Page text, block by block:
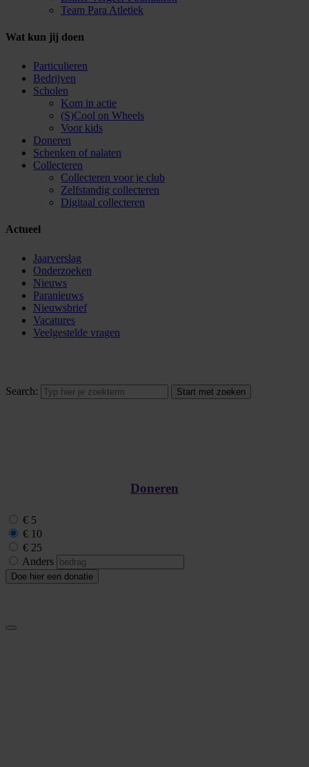
Team Para Atletiek
Wat kun jij doen
Particulieren
Bedrijven
Scholen
Kom in actie
(S)Cool on Wheels
Voor kids
Doneren
Schenken of nalaten
Collecteren
Collecteren voor je club
Zelfstandig collecteren
Digitaal collecteren
Actueel
Jaarverslag
Onderzoeken
Nieuws
Paranieuws
Nieuwsbrief
Vacatures
Veelgestelde vragen
Search:
Doneren
€ 5
€ 10
€ 25
Anders
Doe hier een donatie